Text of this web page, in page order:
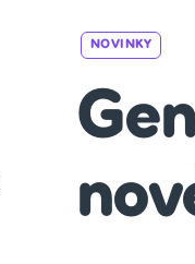
NOVINKY